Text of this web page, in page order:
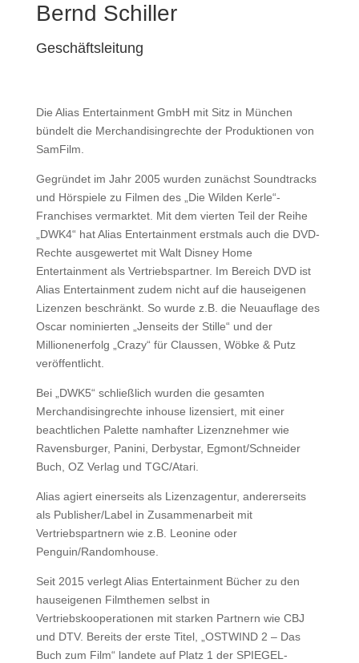
Bernd Schiller
Geschäftsleitung
Die Alias Entertainment GmbH mit Sitz in München
bündelt die Merchandisingrechte der Produktionen von
SamFilm.
Gegründet im Jahr 2005 wurden zunächst Soundtracks
und Hörspiele zu Filmen des „Die Wilden Kerle“-
Franchises vermarktet. Mit dem vierten Teil der Reihe
„DWK4“ hat Alias Entertainment erstmals auch die DVD-
Rechte ausgewertet mit Walt Disney Home
Entertainment als Vertriebspartner. Im Bereich DVD ist
Alias Entertainment zudem nicht auf die hauseigenen
Lizenzen beschränkt. So wurde z.B. die Neuauflage des
Oscar nominierten „Jenseits der Stille“ und der
Millionenerfolg „Crazy“ für Claussen, Wöbke & Putz
veröffentlicht.
Bei „DWK5“ schließlich wurden die gesamten
Merchandisingrechte inhouse lizensiert, mit einer
beachtlichen Palette namhafter Lizenznehmer wie
Ravensburger, Panini, Derbystar, Egmont/Schneider
Buch, OZ Verlag und TGC/Atari.
Alias agiert einerseits als Lizenzagentur, andererseits
als Publisher/Label in Zusammenarbeit mit
Vertriebspartnern wie z.B. Leonine oder
Penguin/Randomhouse.
Seit 2015 verlegt Alias Entertainment Bücher zu den
hauseigenen Filmthemen selbst in
Vertriebskooperationen mit starken Partnern wie CBJ
und DTV. Bereits der erste Titel, „OSTWIND 2 – Das
Buch zum Film“ landete auf Platz 1 der SPIEGEL-